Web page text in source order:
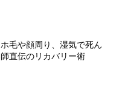
毛や顔周り、湿気で死ん
直伝のリカバリー術